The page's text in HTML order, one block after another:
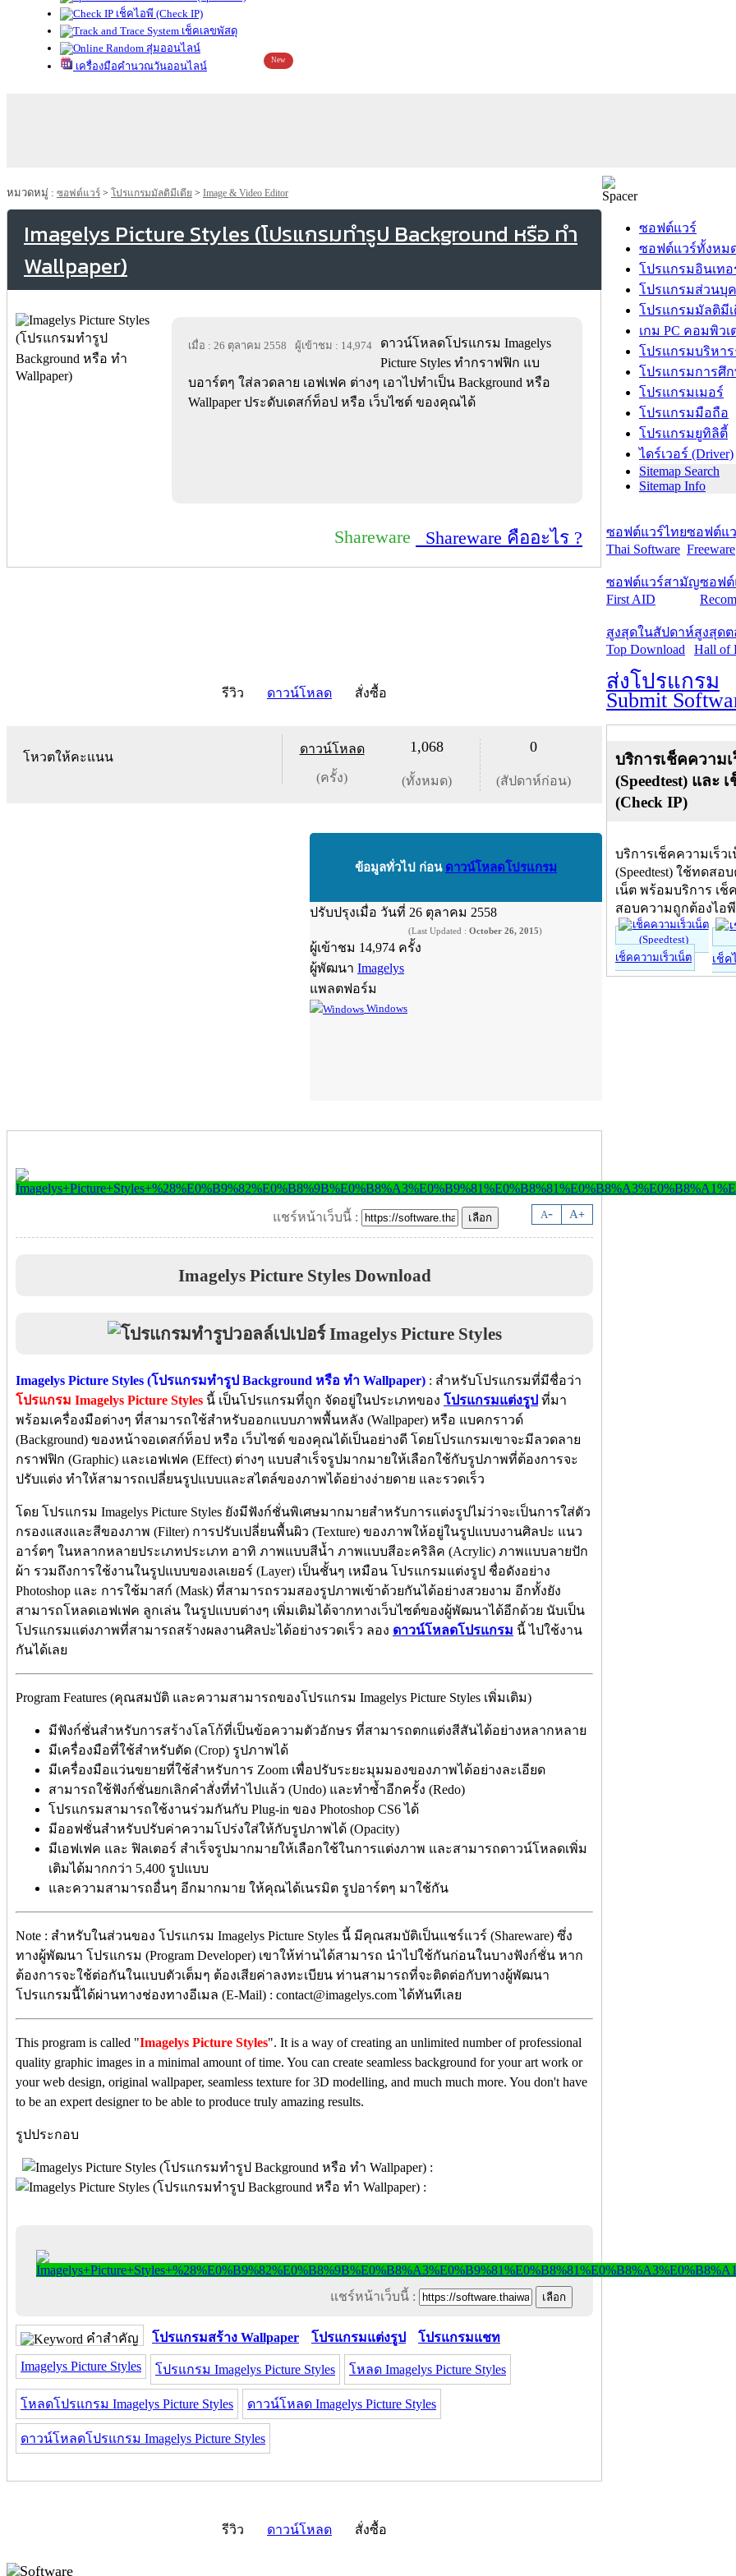
เช็คไอพี (Check IP)
เช็คเลขพัสดุ
สุ่มออนไลน์
เครื่องมือคำนวณวันออนไลน์
New
หมวดหมู่ : ซอฟต์แวร์ > โปรแกรมมัลติมีเดีย > Image & Video Editor
Imagelys Picture Styles (โปรแกรมทำรูป Background หรือ ทำ
Wallpaper)
เมื่อ : 26 ตุลาคม 2558 ผู้เข้าชม : 14,974
ดาวน์โหลดโปรแกรม Imagelys
Picture Styles ทำกราฟฟิก แบ
บอาร์ตๆ ใส่ลวดลาย เอฟเฟค ต่างๆ เอาไปทำเป็น Background หรือ
Wallpaper ประดับเดสก์ท็อป หรือ เว็บไซต์ ของคุณได้
Shareware Shareware คืออะไร ?
รีวิว ดาวน์โหลด สั่งซื้อ
โหวตให้คะแนน
ดาวน์โหลด
(ครั้ง)
1,068
(ทั้งหมด)
0
(สัปดาห์ก่อน)
ข้อมูลทั่วไป ก่อน ดาวน์โหลดโปรแกรม
ปรับปรุงเมื่อ วันที่ 26 ตุลาคม 2558
(Last Updated : October 26, 2015)
ผู้เข้าชม 14,974 ครั้ง
ผู้พัฒนา Imagelys
แพลตฟอร์ม
Windows
A- A+
แชร์หน้าเว็บนี้ :
Imagelys Picture Styles Download
Imagelys Picture Styles (โปรแกรมทำรูป Background หรือ ทำ Wallpaper) : สำหรับโปรแกรมที่มีชื่อว่า
โปรแกรม Imagelys Picture Styles นี้ เป็นโปรแกรมที่ถูก จัดอยู่ในประเภทของ โปรแกรมแต่งรูป ที่มา
พร้อมเครื่องมือต่างๆ ที่สามารถใช้สำหรับออกแบบภาพพื้นหลัง (Wallpaper) หรือ แบคกราวด์
(Background) ของหน้าจอเดสก์ท็อป หรือ เว็บไซต์ ของคุณได้เป็นอย่างดี โดยโปรแกรมเขาจะมีลวดลาย
กราฟฟิก (Graphic) และเอฟเฟค (Effect) ต่างๆ แบบสำเร็จรูปมากมายให้เลือกใช้กับรูปภาพที่ต้องการจะ
ปรับแต่ง ทำให้สามารถเปลี่ยนรูปแบบและสไตล์ของภาพได้อย่างง่ายดาย และรวดเร็ว
โดย โปรแกรม Imagelys Picture Styles ยังมีฟังก์ชั่นพิเศษมากมายสำหรับการแต่งรูปไม่ว่าจะเป็นการใส่ตัว
กรองแสงและสีของภาพ (Filter) การปรับเปลี่ยนพื้นผิว (Texture) ของภาพให้อยู่ในรูปแบบงานศิลปะ แนว
อาร์ตๆ ในหลากหลายประเภทประเภท อาทิ ภาพแบบสีน้ำ ภาพแบบสีอะคริลิค (Acrylic) ภาพแบบลายปัก
ผ้า รวมถึงการใช้งานในรูปแบบของเลเยอร์ (Layer) เป็นชั้นๆ เหมือน โปรแกรมแต่งรูป ชื่อดังอย่าง
Photoshop และ การใช้มาสก์ (Mask) ที่สามารถรวมสองรูปภาพเข้าด้วยกันได้อย่างสวยงาม อีกทั้งยัง
สามารถโหลดเอฟเฟค ลูกเล่น ในรูปแบบต่างๆ เพิ่มเติมได้จากทางเว็บไซต์ของผู้พัฒนาได้อีกด้วย นับเป็น
โปรแกรมแต่งภาพที่สามารถสร้างผลงานศิลปะได้อย่างรวดเร็ว ลอง ดาวน์โหลดโปรแกรม นี้ ไปใช้งาน
กันได้เลย
Program Features (คุณสมบัติ และความสามารถของโปรแกรม Imagelys Picture Styles เพิ่มเติม)
มีฟังก์ชั่นสำหรับการสร้างโลโก้ที่เป็นข้อความตัวอักษร ที่สามารถตกแต่งสีสันได้อย่างหลากหลาย
มีเครื่องมือที่ใช้สำหรับตัด (Crop) รูปภาพได้
มีเครื่องมือแว่นขยายที่ใช้สำหรับการ Zoom เพื่อปรับระยะมุมมองของภาพได้อย่างละเอียด
สามารถใช้ฟังก์ชั่นยกเลิกคำสั่งที่ทำไปแล้ว (Undo) และทำซ้ำอีกครั้ง (Redo)
โปรแกรมสามารถใช้งานร่วมกันกับ Plug-in ของ Photoshop CS6 ได้
มีออฟชั่นสำหรับปรับค่าความโปร่งใส่ให้กับรูปภาพได้ (Opacity)
มีเอฟเฟค และ ฟิลเตอร์ สำเร็จรูปมากมายให้เลือกใช้ในการแต่งภาพ และสามารถดาวน์โหลดเพิ่ม
เติมได้มากกว่า 5,400 รูปแบบ
และความสามารถอื่นๆ อีกมากมาย ให้คุณได้เนรมิต รูปอาร์ตๆ มาใช้กัน
Note : สำหรับในส่วนของ โปรแกรม Imagelys Picture Styles นี้ มีคุณสมบัติเป็นแชร์แวร์ (Shareware) ซึ่ง
ทางผู้พัฒนา โปรแกรม (Program Developer) เขาให้ท่านได้สามารถ นำไปใช้กันก่อนในบางฟังก์ชั่น หาก
ต้องการจะใช้ต่อกันในแบบตัวเต็มๆ ต้องเสียค่าลงทะเบียน ท่านสามารถที่จะติดต่อกับทางผู้พัฒนา
โปรแกรมนี้ได้ผ่านทางช่องทางอีเมล (E-Mail) : contact@imagelys.com ได้ทันทีเลย
This program is called "Imagelys Picture Styles". It is a way of creating an unlimited number of professional
quality graphic images in a minimal amount of time. You can create seamless background for your art work or
your web design, original wallpaper, seamless texture for 3D modelling, and much much more. You don't have
to be an expert designer to be able to produce truly amazing results.
รูปประกอบ
แชร์หน้าเว็บนี้ :
คำสำคัญ โปรแกรมสร้าง Wallpaper โปรแกรมแต่งรูป โปรแกรมแชท
Imagelys Picture Styles โปรแกรม Imagelys Picture Styles โหลด Imagelys Picture Styles
โหลดโปรแกรม Imagelys Picture Styles ดาวน์โหลด Imagelys Picture Styles
ดาวน์โหลดโปรแกรม Imagelys Picture Styles
รีวิว ดาวน์โหลด สั่งซื้อ
ซอฟต์แวร์
ซอฟต์แวร์ทั้งหม
โปรแกรมอินเทอ
โปรแกรมส่วนบุ
โปรแกรมมัลติมีเ
เกม PC คอมพิวเ
โปรแกรมบริหา
โปรแกรมการศึ
โปรแกรมเมอร์
โปรแกรมมือถือ
โปรแกรมยูทิลิตี้
ไดร์เวอร์ (Driver)
Sitemap Search
Sitemap Info
ซอฟต์แวร์ไทย
Thai Software
ซอฟต์แ
Freeware
ซอฟต์แวร์สามัญ
First AID
ซอฟต์
สูงสุดในสัปดาห์
Top Download
สูงสุด
Hall of
ส่งโปรแกรม
Submit
บริการเช็คความเ
(Speedtest) และ
(Check IP)
บริการเช็คความเร็ว
(Speedtest) ใช้ทดสอ
เน็ต พร้อมบริการ เช็
สอบความถูกต้องไอ
เช็คความเร็วเน็ต เช็ค